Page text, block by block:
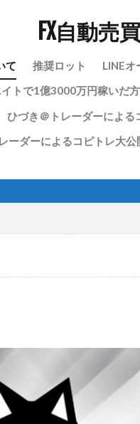
FX自動売
て 推奨ロット LINEオ
トで1億3000万円稼いだ
ひづき＠トレーダーによる
ーダーによるコピトレ大公